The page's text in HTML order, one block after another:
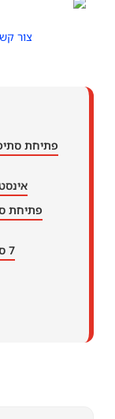
צור
פתיחת
פתיחת